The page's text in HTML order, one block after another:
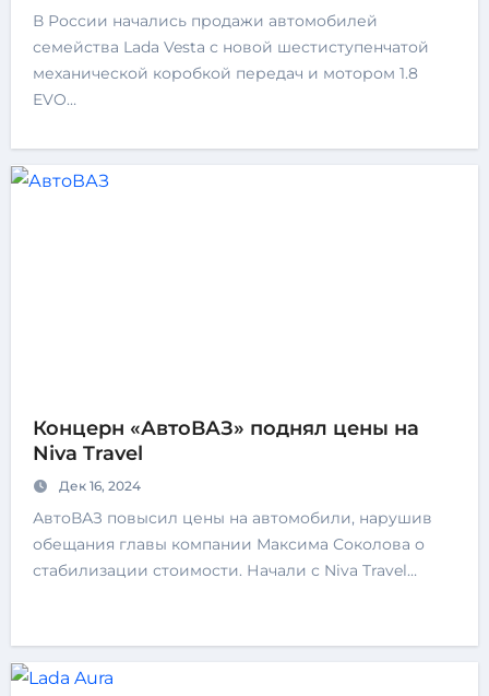
В России начались продажи автомобилей
семейства Lada Vesta с новой шестиступенчатой
механической коробкой передач и мотором 1.8
EVO…
Концерн «АвтоВАЗ» поднял цены на
Niva Travel
Дек 16, 2024
АвтоВАЗ повысил цены на автомобили, нарушив
обещания главы компании Максима Соколова о
стабилизации стоимости. Начали с Niva Travel…